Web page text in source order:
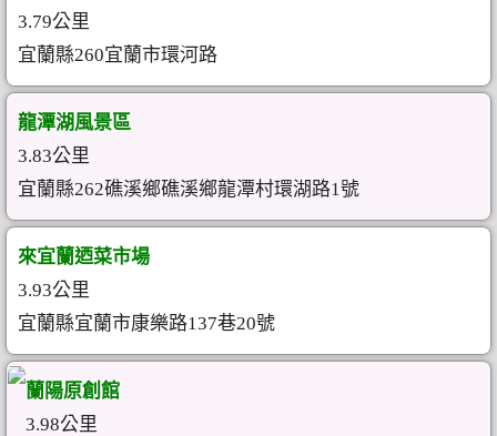
3.79公里
宜蘭縣260宜蘭市環河路
龍潭湖風景區
3.83公里
宜蘭縣262礁溪鄉礁溪鄉龍潭村環湖路1號
來宜蘭迺菜市場
3.93公里
宜蘭縣宜蘭市康樂路137巷20號
蘭陽原創館
3.98公里